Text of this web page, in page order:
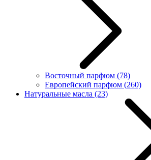
Восточный парфюм (78)
Европейский парфюм (260)
Натуральные масла (23)